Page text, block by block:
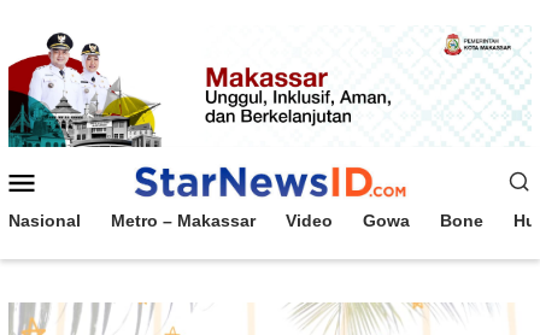
konten
Mobile
Nasional Metro – Makassar Video Gowa Bone